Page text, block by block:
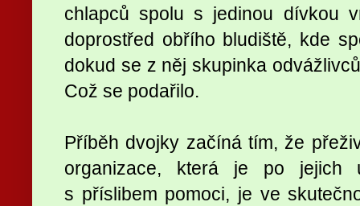
chlapců spolu s jedinou dívkou
doprostřed obřího bludiště, kde
dokud se z něj skupinka
Což se podařilo.
Příběh dvojky začíná tím, že
organizace, která je po jejich
s příslibem pomoci, je ve